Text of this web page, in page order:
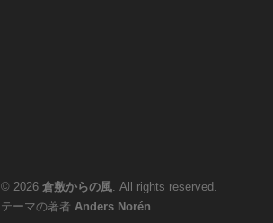
© 2026 倉敷からの風. All rights reserved.
テーマの著者 Anders Norén.